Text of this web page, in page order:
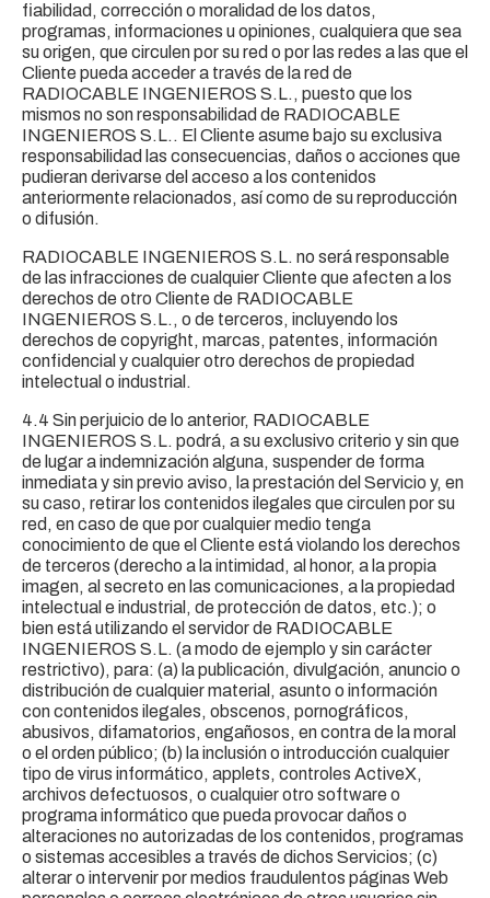
fiabilidad, corrección o moralidad de los datos,
programas, informaciones u opiniones, cualquiera que sea
su origen, que circulen por su red o por las redes a las que el
Cliente pueda acceder a través de la red de
RADIOCABLE INGENIEROS S.L., puesto que los
mismos no son responsabilidad de RADIOCABLE
INGENIEROS S.L.. El Cliente asume bajo su exclusiva
responsabilidad las consecuencias, daños o acciones que
pudieran derivarse del acceso a los contenidos
anteriormente relacionados, así como de su reproducción
o difusión.
RADIOCABLE INGENIEROS S.L. no será responsable
de las infracciones de cualquier Cliente que afecten a los
derechos de otro Cliente de RADIOCABLE
INGENIEROS S.L., o de terceros, incluyendo los
derechos de copyright, marcas, patentes, información
confidencial y cualquier otro derechos de propiedad
intelectual o industrial.
4.4 Sin perjuicio de lo anterior, RADIOCABLE
INGENIEROS S.L. podrá, a su exclusivo criterio y sin que
de lugar a indemnización alguna, suspender de forma
inmediata y sin previo aviso, la prestación del Servicio y, en
su caso, retirar los contenidos ilegales que circulen por su
red, en caso de que por cualquier medio tenga
conocimiento de que el Cliente está violando los derechos
de terceros (derecho a la intimidad, al honor, a la propia
imagen, al secreto en las comunicaciones, a la propiedad
intelectual e industrial, de protección de datos, etc.); o
bien está utilizando el servidor de RADIOCABLE
INGENIEROS S.L. (a modo de ejemplo y sin carácter
restrictivo), para: (a) la publicación, divulgación, anuncio o
distribución de cualquier material, asunto o información
con contenidos ilegales, obscenos, pornográficos,
abusivos, difamatorios, engañosos, en contra de la moral
o el orden público; (b) la inclusión o introducción cualquier
tipo de virus informático, applets, controles ActiveX,
archivos defectuosos, o cualquier otro software o
programa informático que pueda provocar daños o
alteraciones no autorizadas de los contenidos, programas
o sistemas accesibles a través de dichos Servicios; (c)
alterar o intervenir por medios fraudulentos páginas Web